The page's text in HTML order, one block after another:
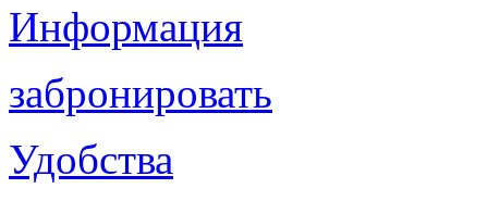
Информация
забронировать
Удобства